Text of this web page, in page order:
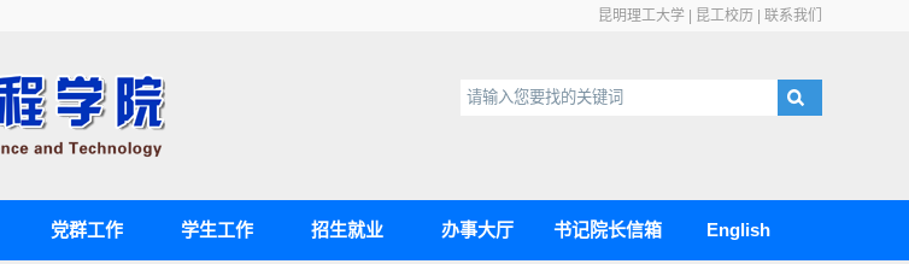
昆明理工大学 昆工校历 联系我们
党群工作 学生工作 招生就业 办事大厅 书记院长信箱 English